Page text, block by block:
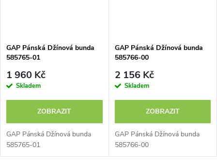
GAP Pánská Džínová bunda
585765-01
1 960 Kč
Skladem
ZOBRAZIT
GAP Pánská Džínová bunda
585765-01
GAP Pánská Džínová bunda
585766-00
2 156 Kč
Skladem
ZOBRAZIT
GAP Pánská Džínová bunda
585766-00